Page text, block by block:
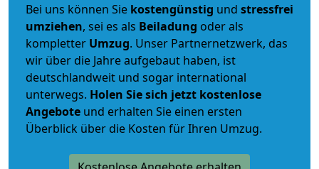
Bei uns können Sie kostengünstig und stressfrei
umziehen, sei es als Beiladung oder als
kompletter Umzug. Unser Partnernetzwerk, das
wir über die Jahre aufgebaut haben, ist
deutschlandweit und sogar international
unterwegs. Holen Sie sich jetzt kostenlose
Angebote und erhalten Sie einen ersten
Überblick über die Kosten für Ihren Umzug.